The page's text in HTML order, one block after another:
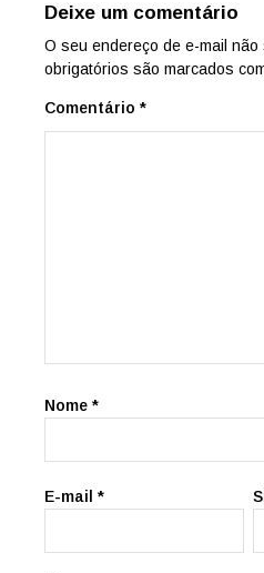
Deixe um comentário
O seu endereço de e-mail não
obrigatórios são marcados
Comentário *
Nome *
E-mail *